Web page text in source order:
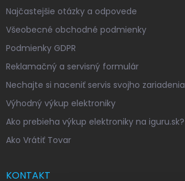
Najčastejšie otázky a odpovede
Všeobecné obchodné podmienky
Podmienky GDPR
Reklamačný a servisný formulár
Nechajte si naceniť servis svojho zariadenia
Výhodný výkup elektroniky
Ako prebieha výkup elektroniky na iguru.sk?
Ako Vrátiť Tovar
KONTAKT